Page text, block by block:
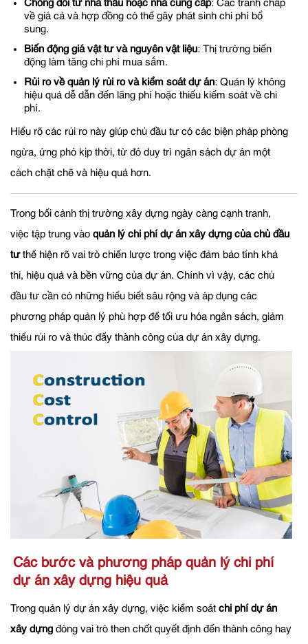
Chống đối từ nhà thầu hoặc nhà cung cấp: Các tranh chấp
về giá cả và hợp đồng có thể gây phát sinh chi phí bổ
sung.
Biến động giá vật tư và nguyên vật liệu: Thị trường biến
động làm tăng chi phí mua sắm.
Rủi ro về quản lý rủi ro và kiểm soát dự án: Quản lý không
hiệu quả dễ dẫn đến lãng phí hoặc thiếu kiểm soát về chi
phí.
Hiểu rõ các rủi ro này giúp chủ đầu tư có các biện pháp phòng
ngừa, ứng phó kịp thời, từ đó duy trì ngân sách dự án một
cách chặt chẽ và hiệu quả hơn.
Trong bối cảnh thị trường xây dựng ngày càng cạnh tranh,
việc tập trung vào quản lý chi phí dự án xây dựng của chủ đầu
tưthể hiện rõ vai trò chiến lược trong việc đảm bảo tính khả
thi, hiệu quả và bền vững của dự án. Chính vì vậy, các chủ
đầu tư cần có những hiểu biết sâu rộng và áp dụng các
phương pháp quản lý phù hợp để tối ưu hóa ngân sách, giảm
thiểu rủi ro và thúc đẩy thành công của dự án xây dựng.
Các bước và phương pháp quản lý chi phí
dự án xây dựng hiệu quả
Trong quản lý dự án xây dựng, việc kiểm soát chi phí dự án
xây dựng đóng vai trò then chốt quyết định đến thành công hay